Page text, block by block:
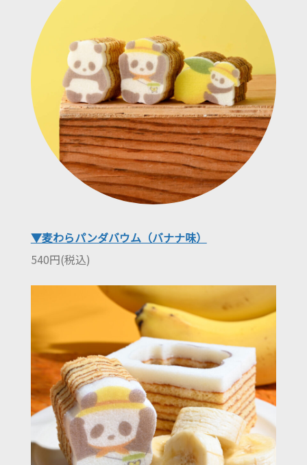
▼麦わらパンダバウム（バナナ味）
540円(税込)